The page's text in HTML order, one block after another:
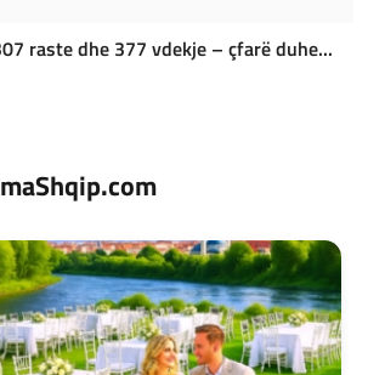
raste dhe 377 vdekje – çfarë duhe...